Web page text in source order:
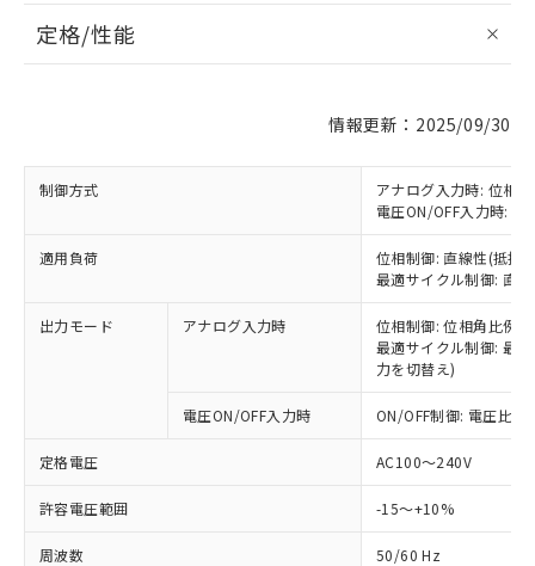
定格/性能
情報更新：2025/09/30
制御方式
アナログ入力時: 位相
電圧ON/OFF入力時:
適用負荷
位相制御: 直線性(抵抗
最適サイクル制御: 直
出力モード アナログ入力時
位相制御: 位相角比例
最適サイクル制御: 最
力を切替え)
電圧ON/OFF入力時 ON/OFF制御: 電圧比例
定格電圧 AC100～240V
許容電圧範囲 -15～+10%
周波数 50/60 Hz